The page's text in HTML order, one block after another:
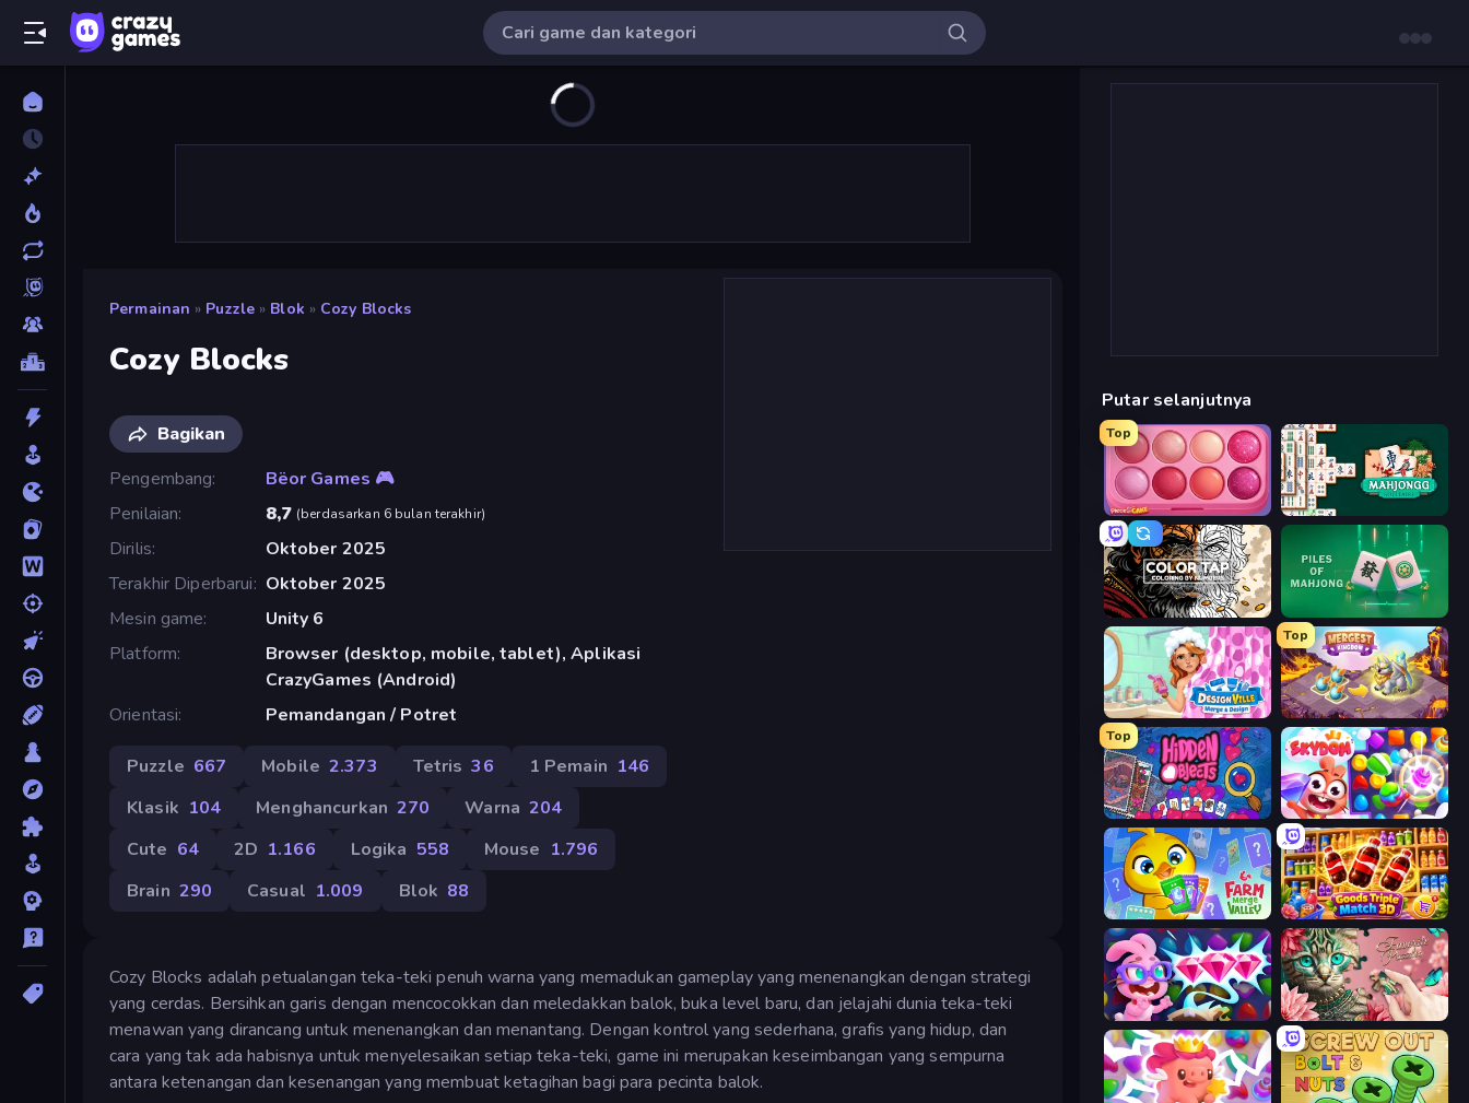
Permainan » Puzzle » Blok » Cozy Blocks
Cozy Blocks
Bagikan
Pengembang
Bëor Games 🎮
Penilaian
8,7 (berdasarkan 6 bulan terakhir)
Dirilis
Oktober 2025
Terakhir Diperbarui
Oktober 2025
Mesin game
Unity 6
Platform
Browser (desktop, mobile, tablet), Aplikasi
CrazyGames (Android)
Orientasi
Pemandangan / Potret
Puzzle 667 Mobile 2.373 Tetris 36 1 Pemain 146
Klasik 104 Menghancurkan 270 Warna 204
Cute 64 2D 1.166 Logika 558 Mouse 1.796
Brain 290 Casual 1.009 Blok 88
Cozy Blocks adalah petualangan teka-teki penuh warna yang memadukan gameplay yang menenangkan dengan strategi
yang cerdas. Bersihkan garis dengan mencocokkan dan meledakkan balok, buka level baru, dan jelajahi dunia teka-teki
menawan yang dirancang untuk menenangkan dan menantang. Dengan kontrol yang sederhana, grafis yang hidup, dan
cara yang tak ada habisnya untuk menyelesaikan setiap teka-teki, game ini merupakan keseimbangan yang sempurna
antara ketenangan dan kesenangan yang membuat ketagihan bagi para pecinta balok.
Putar selanjutnya
Top
Piece of Cake: Merge and Bake Mahjongg Solitaire
Color Tap: Coloring by Numbers Piles of Mahjong
Designville: Merge & Design
Top
Mergest Kingdom
Top
Hidden Objects Skydom
Farm Merge Valley Goods Triple Match 3D
Skydom: Reforged Favorite Puzzles